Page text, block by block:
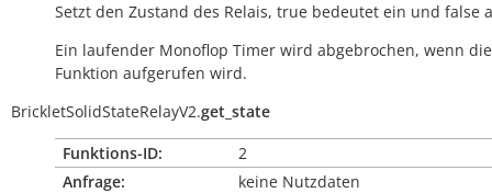
Setzt den Zustand des Relais, true bedeutet ein und false
Ein laufender Monoflop Timer wird abgebrochen, wenn
Funktion aufgerufen wird.
BrickletSolidStateRelayV2.get_state
Funktions-ID:
2
Anfrage:
keine Nutzdaten